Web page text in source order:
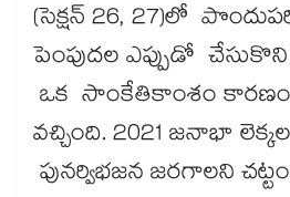
(సెక్షన్ 26, 27)లో
పెంపుదల ఎప్పుడో
ఒక సాంకేతికాంశం
వచ్చింది. 2021 జనాభా
పునర్విభజన జరగాలని